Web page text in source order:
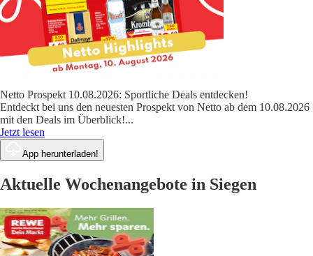
Netto Prospekt 10.08.2026: Sportliche Deals entdecken!
Entdeckt bei uns den neuesten Prospekt von Netto ab dem 10.08.2026
mit den Deals im Überblick!...
Jetzt lesen
App herunterladen!
Aktuelle Wochenangebote in Siegen